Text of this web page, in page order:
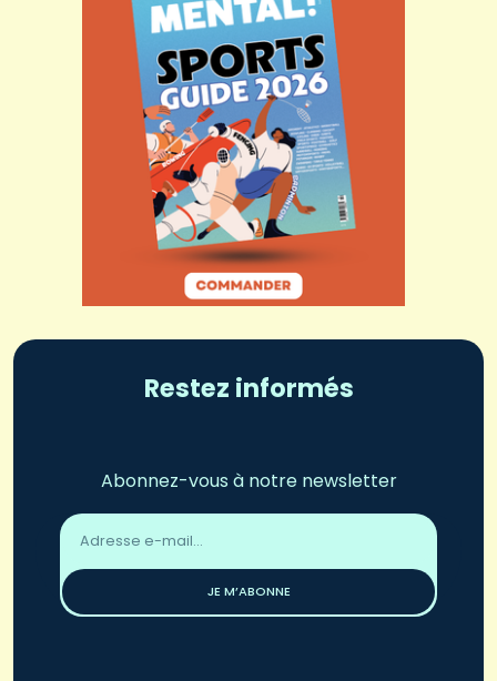
Restez informés
Abonnez-vous à notre newsletter
Adresse
email
JE M’ABONNE